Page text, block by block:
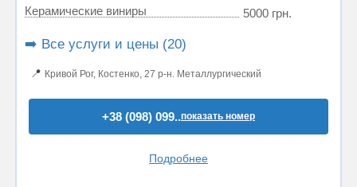
Керамические виниры 5000 грн.
➡️ Все услуги и цены (20)
📍 Кривой Рог, Костенко, 27 р-н. Металлургический
+38 (098) 099..показать номер
Подробнее